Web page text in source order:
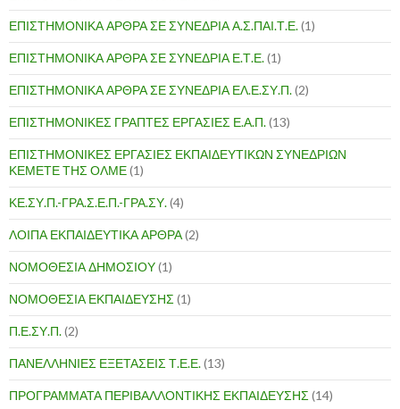
ΕΠΙΣΤΗΜΟΝΙΚΑ ΑΡΘΡΑ ΣΕ ΣΥΝΕΔΡΙΑ Α.Σ.ΠΑΙ.Τ.Ε.(1)
ΕΠΙΣΤΗΜΟΝΙΚΑ ΑΡΘΡΑ ΣΕ ΣΥΝΕΔΡΙΑ Ε.Τ.Ε.(1)
ΕΠΙΣΤΗΜΟΝΙΚΑ ΑΡΘΡΑ ΣΕ ΣΥΝΕΔΡΙΑ ΕΛ.Ε.ΣΥ.Π.(2)
ΕΠΙΣΤΗΜΟΝΙΚΕΣ ΓΡΑΠΤΕΣ ΕΡΓΑΣΙΕΣ Ε.Α.Π.(13)
ΕΠΙΣΤΗΜΟΝΙΚΕΣ ΕΡΓΑΣΙΕΣ ΕΚΠΑΙΔΕΥΤΙΚΩΝ ΣΥΝΕΔΡΙΩΝ
ΚΕΜΕΤΕ ΤΗΣ ΟΛΜΕ(1)
ΚΕ.ΣΥ.Π.-ΓΡΑ.Σ.Ε.Π.-ΓΡΑ.ΣΥ.(4)
ΛΟΙΠΑ ΕΚΠΑΙΔΕΥΤΙΚΑ ΑΡΘΡΑ(2)
ΝΟΜΟΘΕΣΙΑ ΔΗΜΟΣΙΟΥ(1)
ΝΟΜΟΘΕΣΙΑ ΕΚΠΑΙΔΕΥΣΗΣ (1)
Π.Ε.ΣΥ.Π.(2)
ΠΑΝΕΛΛΗΝΙΕΣ ΕΞΕΤΑΣΕΙΣ Τ.Ε.Ε.(13)
ΠΡΟΓΡΑΜΜΑΤΑ ΠΕΡΙΒΑΛΛΟΝΤΙΚΗΣ ΕΚΠΑΙΔΕΥΣΗΣ (14)